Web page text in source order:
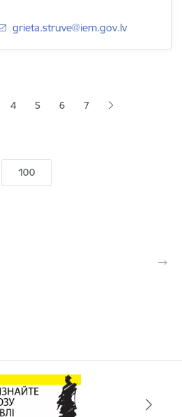
E-pasts:
grieta.struve@iem.gov.lv
Lapa
4 Lapa
5 Lapa
6 7